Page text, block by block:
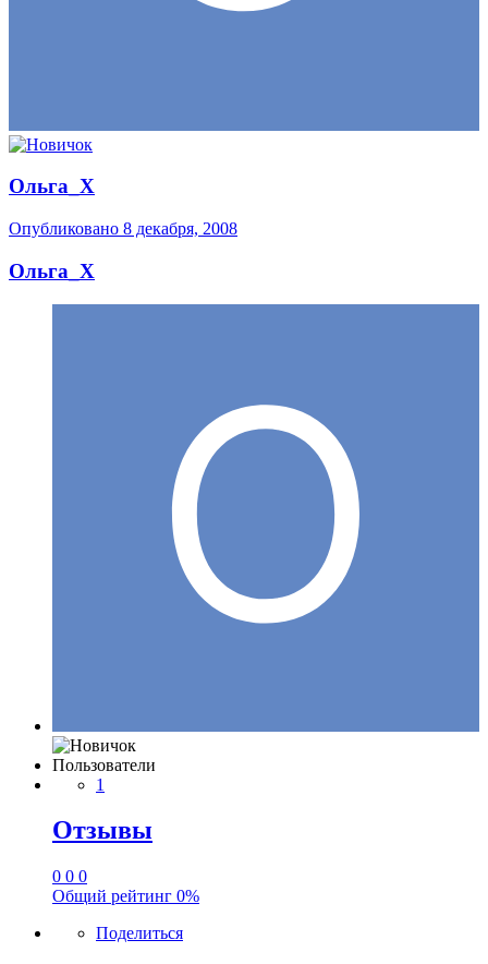
Ольга_X
Опубликовано 8 декабря, 2008
Ольга_X
Пользователи
1
Отзывы
0 0 0
Общий рейтинг 0%
Поделиться